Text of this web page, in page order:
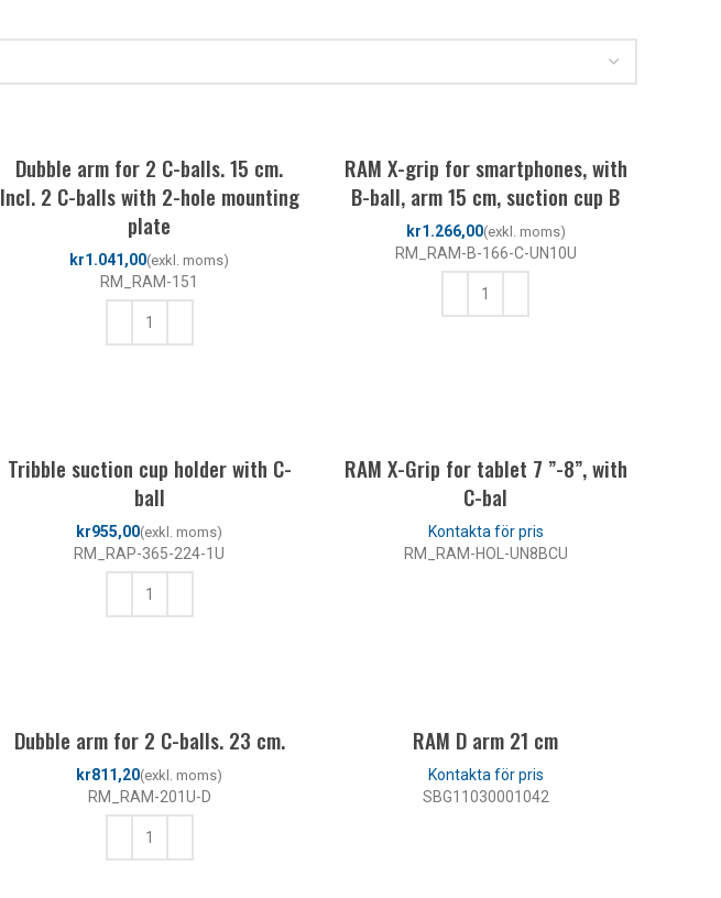
Dubble arm for 2 C-balls. 15 cm.
Incl. 2 C-balls with 2-hole mounting
plate
kr
RM_RAM-151
RAM X-grip for smartphones, with
B-ball, arm 15 cm, suction cup B
kr
RM_RAM-B-166-C-UN10U
Tribble suction cup holder with C-
ball
kr
RM_RAP-365-224-1U
RAM X-Grip for tablet 7 ”-8”, with
C-bal
RM_RAM-HOL-UN8BCU
Dubble arm for 2 C-balls. 23 cm.
kr
RM_RAM-201U-D
RAM D arm 21 cm
SBG11030001042